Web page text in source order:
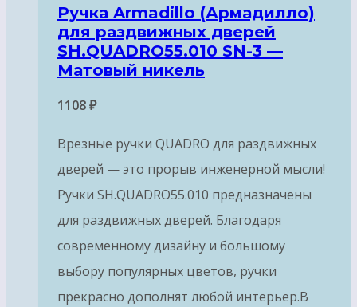
Ручка Armadillo (Армадилло)
для раздвижных дверей
SH.QUADRO55.010 SN-3 —
Матовый никель
1108₽
Врезные ручки QUADRO для раздвижных
дверей — это прорыв инженерной мысли!
Ручки SH.QUADRO55.010 предназначены
для раздвижных дверей. Благодаря
современному дизайну и большому
выбору популярных цветов, ручки
прекрасно дополнят любой интерьер.В